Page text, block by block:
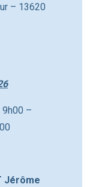
– 13620
9h00 –
Jérôme